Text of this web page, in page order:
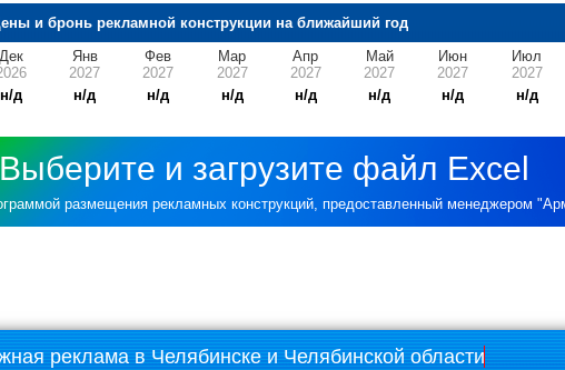
и бронь рекламной конструкции на ближайший год
Дек
н/д
Янв
2027
н/д
Фев
2027
н/д
Мар
2027
н/д
Апр
2027
н/д
Май
2027
н/д
Июн
2027
н/д
Июл
2027
н/д
Выберите и загрузите файл Excel
размещения рекламных конструкций, предоставленный менеджером
реклама в Челябинске и Челябинской области